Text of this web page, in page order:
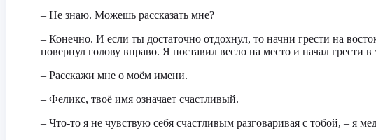
– Не знаю. Можешь рассказать мне?
– Конечно. И если ты достаточно отдохнул, то начни грести на
повернул голову вправо. Я поставил весло на место и начал грести
– Расскажи мне о моём имени.
– Феликс, твоё имя означает счастливый.
– Что-то я не чувствую себя счастливым разговаривая с тобой, – я